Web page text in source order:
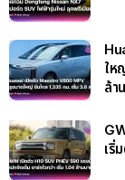
ให
ล้า
เริ่